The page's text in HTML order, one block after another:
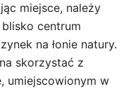
miejsce, należy
centrum
na łonie natury.
skorzystać z
umiejscowionym w